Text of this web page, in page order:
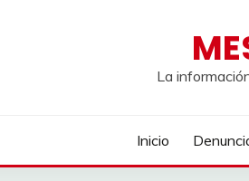
La
Inicio